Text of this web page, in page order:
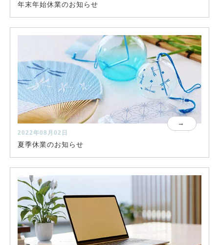
年末年始休業のお知らせ
2022年08月02日
夏季休業のお知らせ